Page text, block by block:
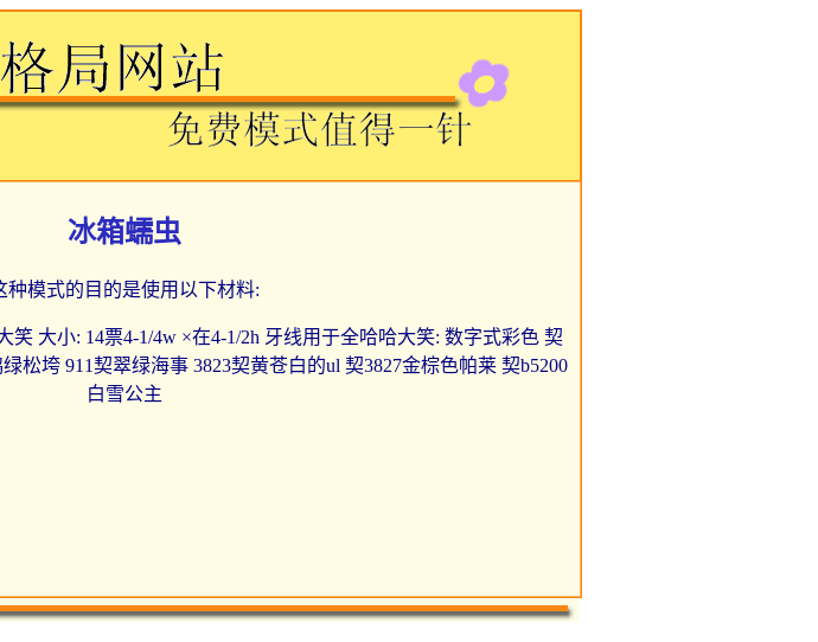
冰箱蠕虫
种模式的目的是使用以下材料:
笑 大小: 14票4-1/4w ×在4-1/2h 牙线用于全哈哈大笑: 数字式彩色 契
松垮 911契翠绿海事 3823契黄苍白的ul 契3827金棕色帕莱 契b5200
白雪公主